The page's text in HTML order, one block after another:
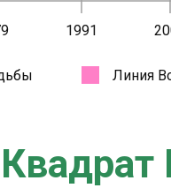
Квадрат